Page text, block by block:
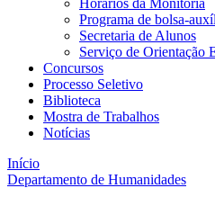
Horários da Monitoria
Programa de bolsa-
Secretaria de Alunos
Serviço de Orientação
Concursos
Processo Seletivo
Biblioteca
Mostra de Trabalhos
Notícias
Início
Departamento de Humanidades